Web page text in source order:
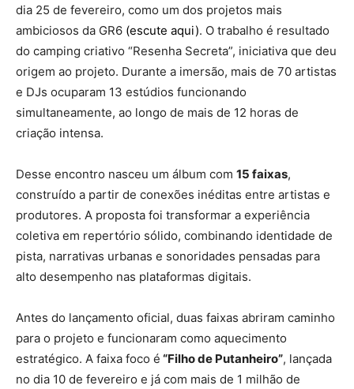
dia 25 de fevereiro, como um dos projetos mais
ambiciosos da GR6 (escute aqui). O trabalho é resultado
do camping criativo “Resenha Secreta”, iniciativa que deu
origem ao projeto. Durante a imersão, mais de 70 artistas
e DJs ocuparam 13 estúdios funcionando
simultaneamente, ao longo de mais de 12 horas de
criação intensa.
Desse encontro nasceu um álbum com 15 faixas,
construído a partir de conexões inéditas entre artistas e
produtores. A proposta foi transformar a experiência
coletiva em repertório sólido, combinando identidade de
pista, narrativas urbanas e sonoridades pensadas para
alto desempenho nas plataformas digitais.
Antes do lançamento oficial, duas faixas abriram caminho
para o projeto e funcionaram como aquecimento
estratégico. A faixa foco é “Filho de Putanheiro”, lançada
no dia 10 de fevereiro e já com mais de 1 milhão de